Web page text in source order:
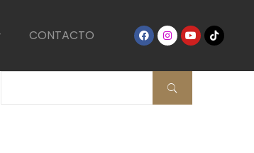
CONTACTO